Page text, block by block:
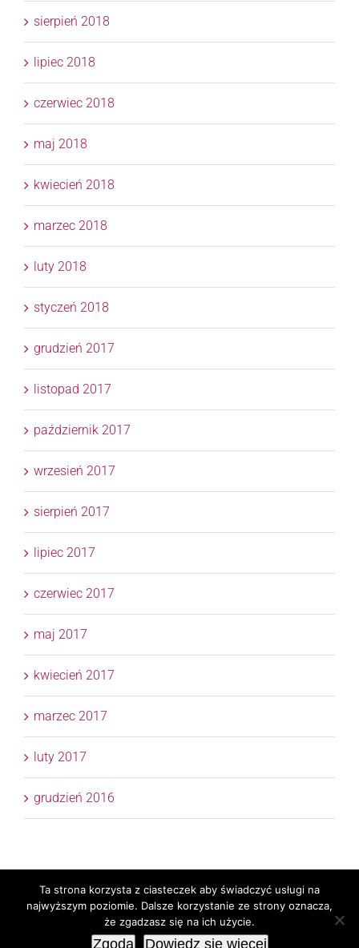
sierpień 2018
lipiec 2018
czerwiec 2018
maj 2018
kwiecień 2018
marzec 2018
luty 2018
styczeń 2018
grudzień 2017
listopad 2017
październik 2017
wrzesień 2017
sierpień 2017
lipiec 2017
czerwiec 2017
maj 2017
kwiecień 2017
marzec 2017
luty 2017
grudzień 2016
Copyright 2017 © APTM Doradcy Podatkowi | All Rights
Reserved | RealizacjaTaxPRSkylight
Ta strona korzysta z ciasteczek aby świadczyć usługi na
najwyższym poziomie. Dalsze korzystanie ze strony oznacza,
że zgadzasz się na ich użycie.
Zgoda Dowiedz się więcej